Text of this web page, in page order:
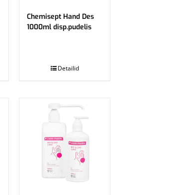
Chemisept Hand Des
1000ml disp.pudelis
Detailid